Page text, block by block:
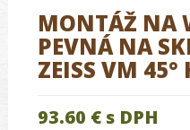
MONTÁŽ NA
PEVNÁ NA
ZEISS VM
93.60 € s DPH